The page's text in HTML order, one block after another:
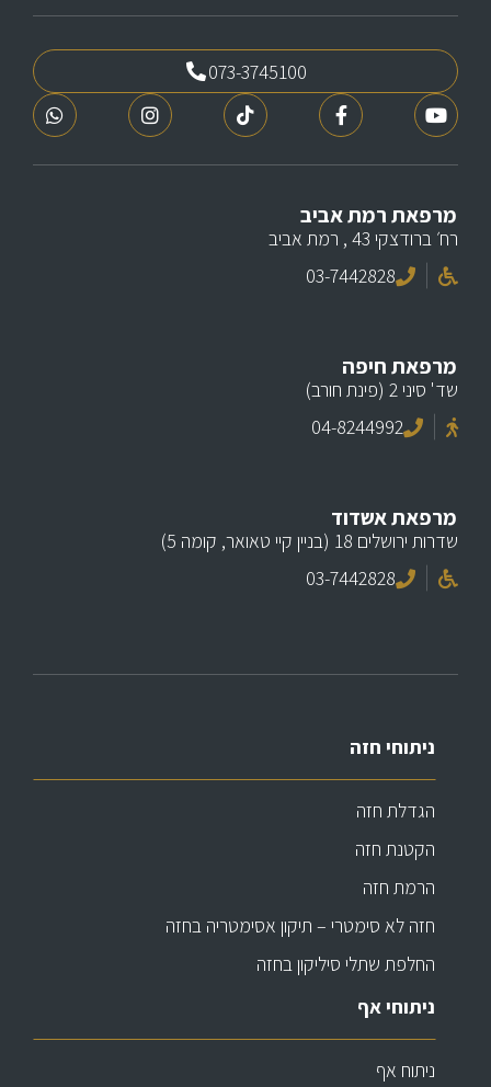
073-3745100
מרפאת רמת אביב
רח׳ ברודצקי 43 , רמת אביב
03-7442828
מרפאת חיפה
שד' סיני 2 (פינת חורב)
04-8244992
מרפאת אשדוד
שדרות ירושלים 18 (בניין קיי טאואר, קומה 5)
03-7442828
ניתוחי חזה
הגדלת חזה
הקטנת חזה
הרמת חזה
חזה לא סימטרי – תיקון אסימטריה בחזה
החלפת שתלי סיליקון בחזה
ניתוחי אף
ניתוח אף